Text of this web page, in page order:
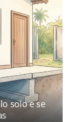
solo e se